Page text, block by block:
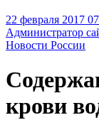
22 февраля 2017
Администратор
Новости России
крови